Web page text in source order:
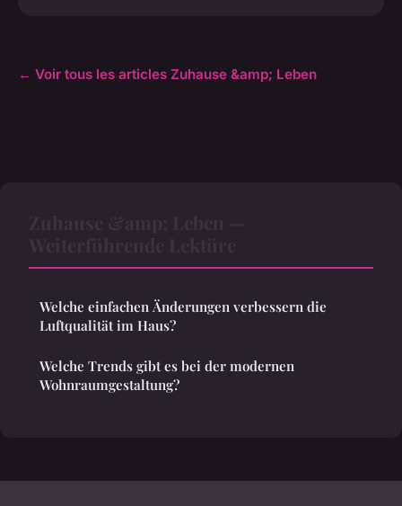
← Voir tous les articles Zuhause &amp; Leben
Welche einfachen Änderungen verbessern die
Luftqualität im Haus?
Welche Trends gibt es bei der modernen
Wohnraumgestaltung?